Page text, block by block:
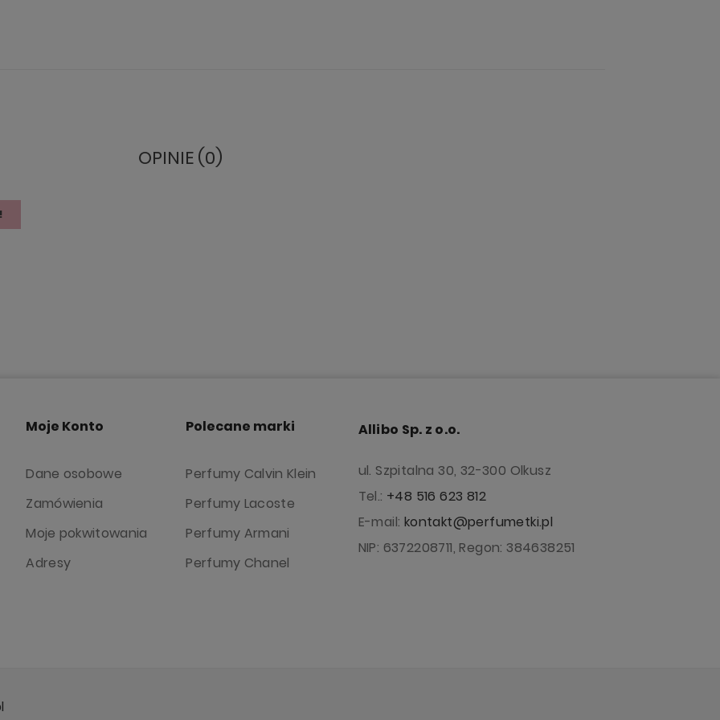
OPINIE (0)
Moje Konto
Dane osobowe
Zamówienia
Moje pokwitowania
Adresy
Polecane marki
Perfumy Calvin Klein
Perfumy Lacoste
Perfumy Armani
Perfumy Chanel
Allibo Sp. z o.o.
ul. Szpitalna 30, 32-300 Olkusz
Tel.: +48 516 623 812
E-mail: kontakt@perfumetki.pl
NIP: 6372208711, Regon: 384638251